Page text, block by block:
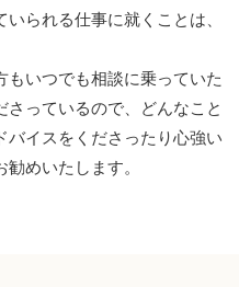
られる仕事に就くことは、
もいつでも相談に乗っていた
っているので、どんなこと
バイスをくださったり心強い
めいたします。